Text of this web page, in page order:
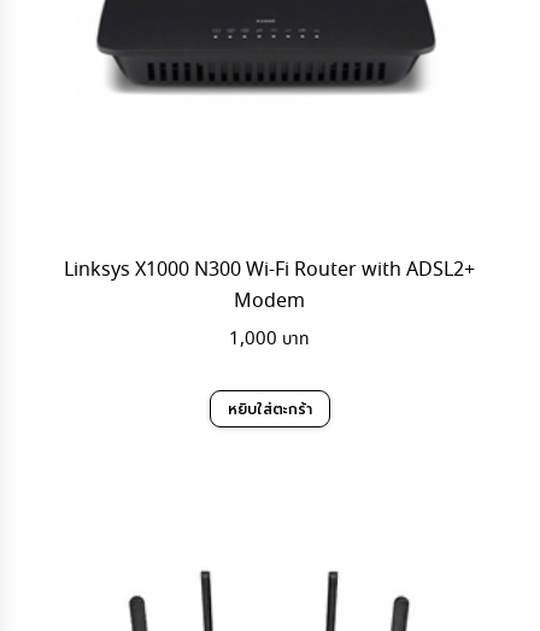
Linksys X1000 N300 Wi-Fi Router with ADSL2+
Modem
1,000
หยิบใส่ตะกร้า